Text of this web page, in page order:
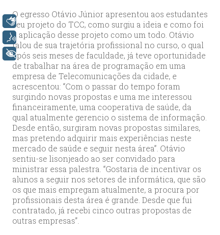
O egresso Otávio Júnior apresentou aos estudantes
seu projeto do TCC, como surgiu a ideia e como foi
a aplicação desse projeto como um todo. Otávio
falou de sua trajetória profissional no curso, o qual
após seis meses de faculdade, já teve oportunidade
de trabalhar na área de programação em uma
empresa de Telecomunicações da cidade, e
acrescentou: “Com o passar do tempo foram
surgindo novas propostas e uma me interessou
financeiramente, uma cooperativa de saúde, da
qual atualmente gerencio o sistema de informação.
Desde então, surgiram novas propostas similares,
mas pretendo adquirir mais experiências neste
mercado de saúde e seguir nesta área”. Otávio
sentiu-se lisonjeado ao ser convidado para
ministrar essa palestra. “Gostaria de incentivar os
alunos a seguir nos setores de informática, que são
os que mais empregam atualmente, a procura por
profissionais desta área é grande. Desde que fui
contratado, já recebi cinco outras propostas de
outras empresas”.
Libras
Voz
+ Acessibilidade